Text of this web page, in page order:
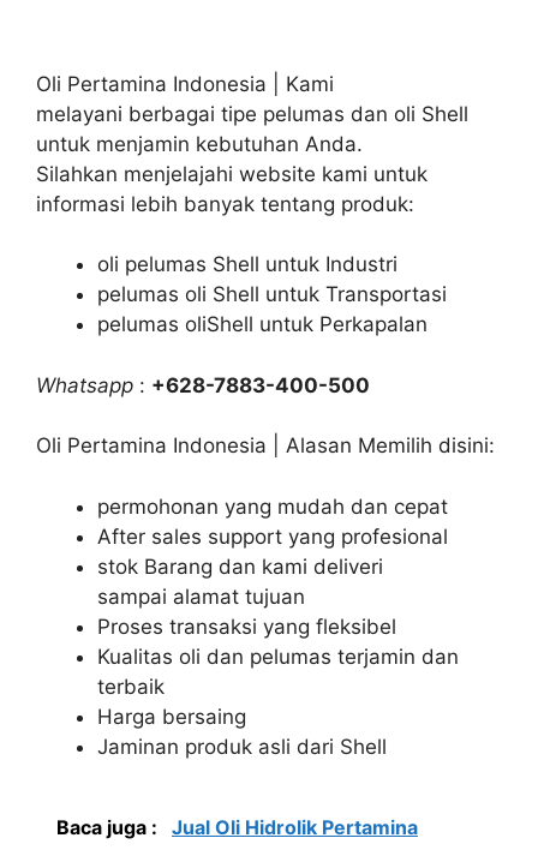
Oli Pertamina Indonesia | Kami
melayani berbagai tipe pelumas dan oli Shell
untuk menjamin kebutuhan Anda.
Silahkan menjelajahi website kami untuk
informasi lebih banyak tentang produk:
oli pelumas Shell untuk Industri
pelumas oli Shell untuk Transportasi
pelumas oliShell untuk Perkapalan
Whatsapp : +628-7883-400-500
Oli Pertamina Indonesia | Alasan Memilih disini:
permohonan yang mudah dan cepat
After sales support yang profesional
stok Barang dan kami deliveri
sampai alamat tujuan
Proses transaksi yang fleksibel
Kualitas oli dan pelumas terjamin dan
terbaik
Harga bersaing
Jaminan produk asli dari Shell
Baca juga : Jual Oli Hidrolik Pertamina